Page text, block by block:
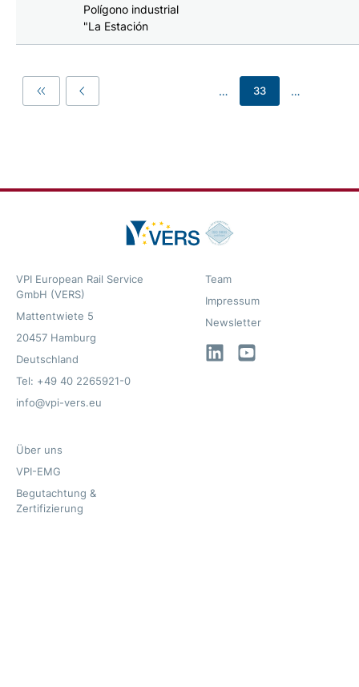
Polígono industrial
"La Estación
First Previous
… 33 …
VPI European Rail Service
GmbH (VERS)
Mattentwiete 5
20457 Hamburg
Deutschland
Tel: +49 40 2265921-0
info@vpi-vers.eu
Team
Impressum
Newsletter
LinkedInYouTube
Über uns
VPI-EMG
Begutachtung &
Zertifizierung